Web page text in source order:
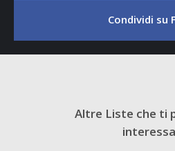
Condividi su
Altre Liste che ti